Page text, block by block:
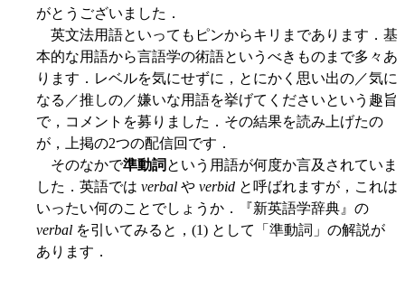
がとうございました．
英文法用語といってもピンからキリまであります．基
本的な用語から言語学の術語というべきものまで多々あ
ります．レベルを気にせずに，とにかく思い出の／気に
なる／推しの／嫌いな用語を挙げてくださいという趣旨
で，コメントを募りました．その結果を読み上げたの
が，上掲の2つの配信回です．
そのなかで準動詞 という用語が何度か言及されていま
した．英語では verbal や verbid と呼ばれますが，これは
いったい何のことでしょうか．『新英語学辞典』の
verbal を引いてみると，(1) として「準動詞」の解説が
あります．